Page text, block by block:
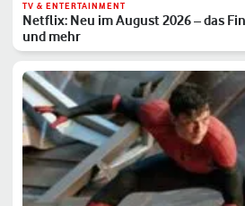
TV & ENTERTAINMENT
Netflix: Neu im August 2026 – das
und mehr